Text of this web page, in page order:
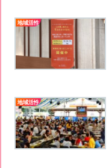
地域活性
地域活性